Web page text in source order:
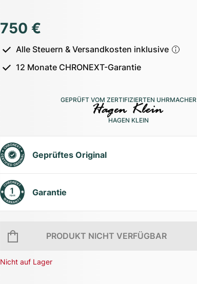
750 €
Alle Steuern & Versandkosten inklusive
12 Monate CHRONEXT-Garantie
GEPRÜFT VOM ZERTIFIZIERTEN UHRMACHER
HAGEN KLEIN
Geprüftes Original
Garantie
PRODUKT NICHT VERFÜGBAR
Nicht auf Lager